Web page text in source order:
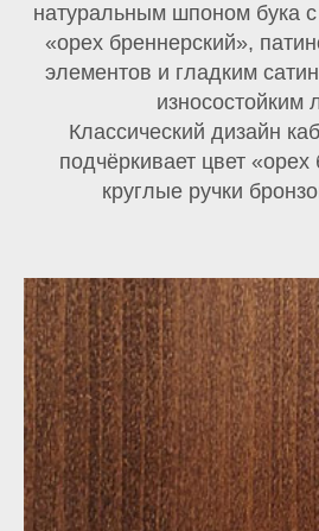
натуральным шпоном бука с
«орех бреннерский»,
элементов и гладким
износостойким
Классический дизайн
подчёркивает цвет «орех
круглые ручки